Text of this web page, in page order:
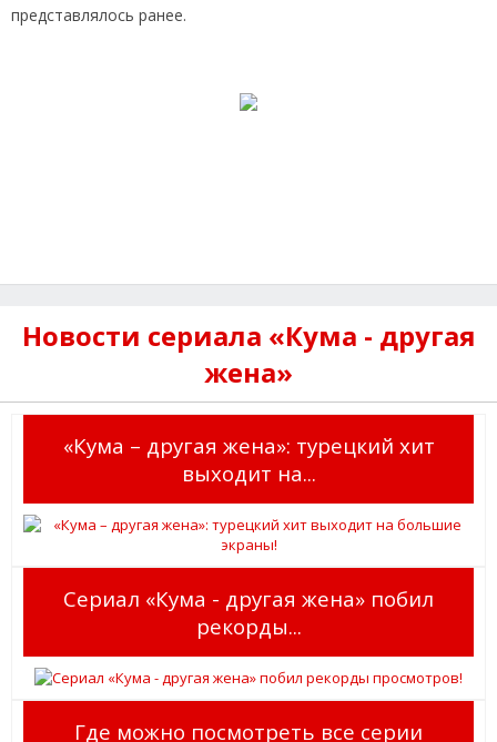
представлялось ранее.
Новости сериала «Кума - другая
жена»
«Кума – другая жена»: турецкий хит
выходит на...
Сериал «Кума - другая жена» побил
рекорды...
Где можно посмотреть все серии